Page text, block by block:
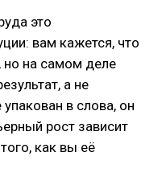
это
вам кажется, что
но на самом деле
а не
в слова, он
рост зависит
как вы её